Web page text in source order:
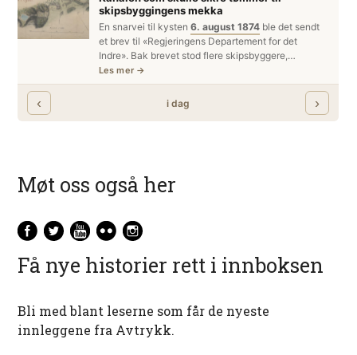
Møt oss også her
Få nye historier rett i innboksen
Bli med blant leserne som får de nyeste
innleggene fra Avtrykk.